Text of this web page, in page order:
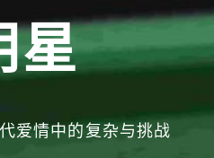
星
爱情中的复杂与挑战